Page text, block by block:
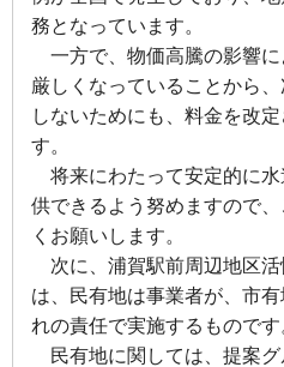
務となっています。
一方で、物価高騰の影響
厳しくなっていることから
しないためにも、料金を改
す。
将来にわたって安定的に水
供できるよう努めますので
くお願いします。
次に、浦賀駅前周辺地区活
は、民有地は事業者が、市
れの責任で実施するものです
民有地に関しては、提案グ